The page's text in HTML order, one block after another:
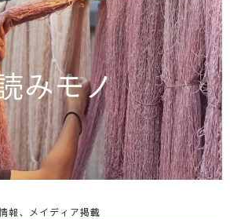
報、メイディア掲載